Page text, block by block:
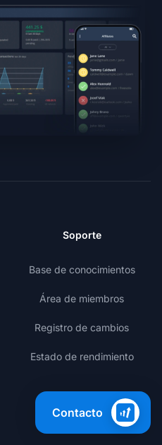
Soporte
Base de conocimientos
Área de miembros
Registro de cambios
Estado de rendimiento
Contacto